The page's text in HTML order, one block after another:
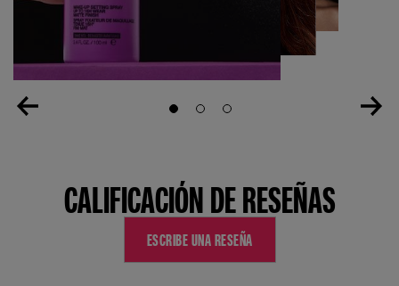
Slide 1Slide 2Slide 3
CALIFICACIÓN DE RESEÑAS
ESCRIBE UNA RESEÑA